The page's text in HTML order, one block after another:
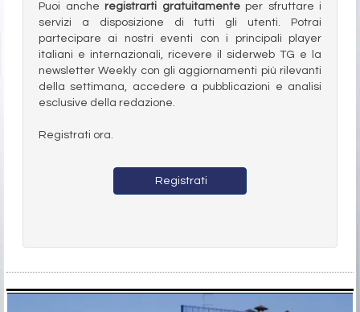
Puoi anche registrarti gratuitamenteper sfruttare i
servizi a disposizione di tutti gli utenti. Potrai
partecipare ai nostri eventi con i principali player
italiani e internazionali, ricevere il siderweb TG e la
newsletter Weekly con gli aggiornamenti più rilevanti
della settimana, accedere a pubblicazioni e analisi
esclusive della redazione.
Registrati ora.
Registrati